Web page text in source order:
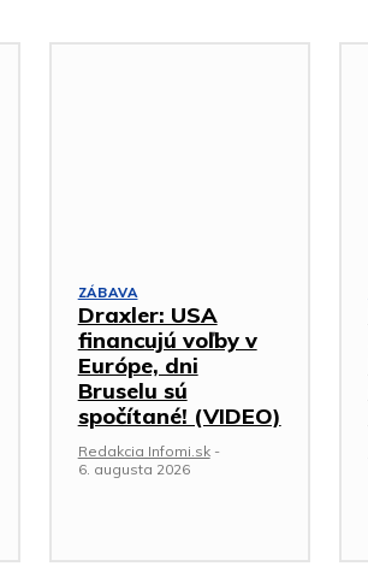
ZÁBAVA
Draxler: USA
financujú voľby v
Európe, dni
Bruselu sú
spočítané! (VIDEO)
Redakcia Infomi.sk -
6. augusta 2026